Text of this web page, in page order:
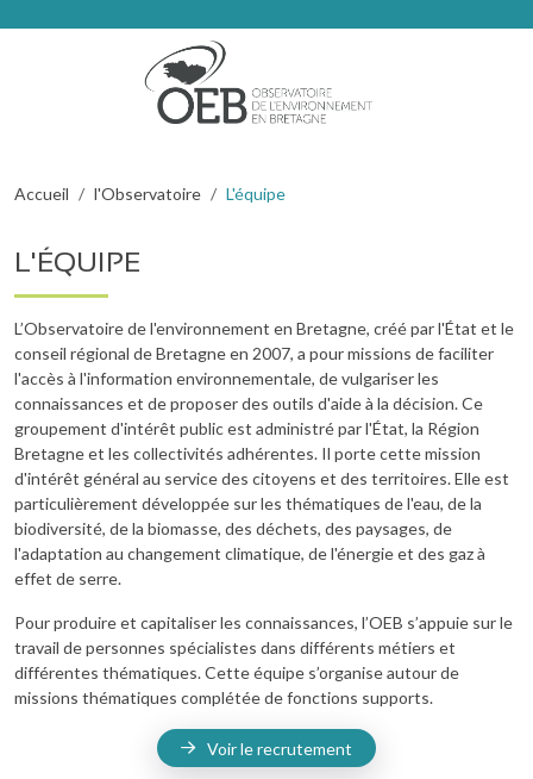
Fil d'Ariane
Accueil l'Observatoire L'équipe
L'ÉQUIPE
L’Observatoire de l'environnement en Bretagne, créé par l'État et le
conseil régional de Bretagne en 2007, a pour missions de faciliter
l'accès à l'information environnementale, de vulgariser les
connaissances et de proposer des outils d'aide à la décision. Ce
groupement d'intérêt public est administré par l'État, la Région
Bretagne et les collectivités adhérentes. Il porte cette mission
d'intérêt général au service des citoyens et des territoires. Elle est
particulièrement développée sur les thématiques de l'eau, de la
biodiversité, de la biomasse, des déchets, des paysages, de
l'adaptation au changement climatique, de l'énergie et des gaz à
effet de serre.
Pour produire et capitaliser les connaissances, l’OEB s’appuie sur le
travail de personnes spécialistes dans différents métiers et
différentes thématiques. Cette équipe s’organise autour de
missions thématiques complétée de fonctions supports.
Voir le recrutement